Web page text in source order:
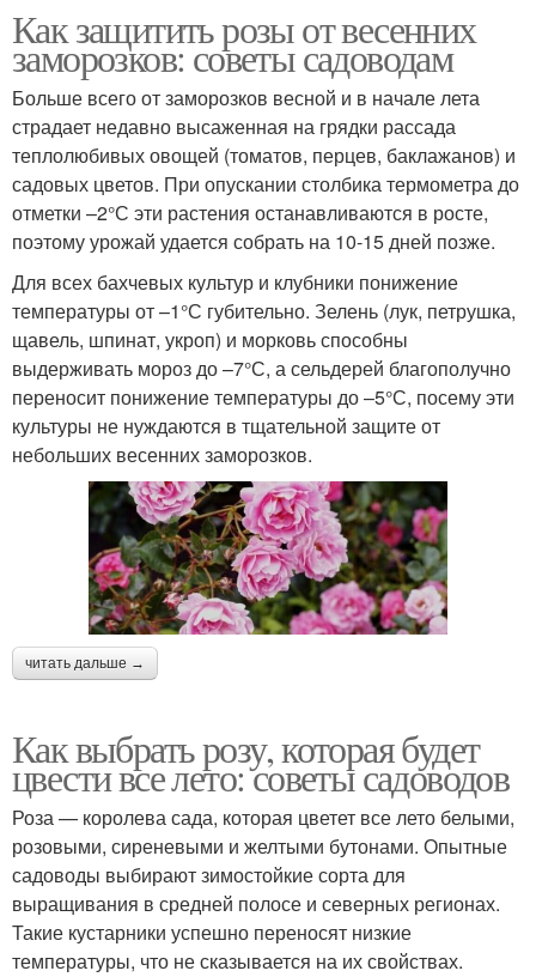
Как защитить розы от весенних
заморозков: советы садоводам
Больше всего от заморозков весной и в начале лета
страдает недавно высаженная на грядки рассада
теплолюбивых овощей (томатов, перцев, баклажанов) и
садовых цветов. При опускании столбика термометра до
отметки –2°С эти растения останавливаются в росте,
поэтому урожай удается собрать на 10-15 дней позже.
Для всех бахчевых культур и клубники понижение
температуры от –1°С губительно. Зелень (лук, петрушка,
щавель, шпинат, укроп) и морковь способны
выдерживать мороз до –7°С, а сельдерей благополучно
переносит понижение температуры до –5°С, посему эти
культуры не нуждаются в тщательной защите от
небольших весенних заморозков.
читать дальше →
Как выбрать розу, которая будет
цвести все лето: советы садоводов
Роза — королева сада, которая цветет все лето белыми,
розовыми, сиреневыми и желтыми бутонами. Опытные
садоводы выбирают зимостойкие сорта для
выращивания в средней полосе и северных регионах.
Такие кустарники успешно переносят низкие
температуры, что не сказывается на их свойствах.